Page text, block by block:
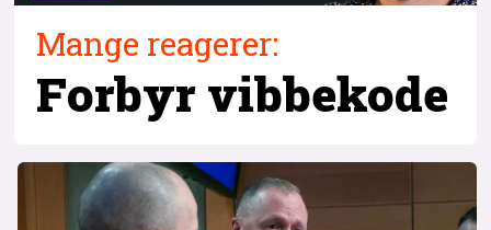
Mange reagerer:
Forbyr vibbekode